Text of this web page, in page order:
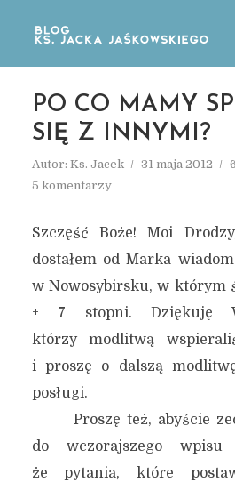
PO CO MAMY
SIĘ Z INNYMI?
Autor: Ks. Jacek 31 maja 2012
5 komentarzy
Szczęść Boże! Moi
dostałem od Marka
w Nowosybirsku, w którym
+ 7 stopni. Dziękuję
którzy modlitwą
i proszę o dalszą
posługi.
Proszę też, abyście
do wczorajszego wpisu
że pytania, które